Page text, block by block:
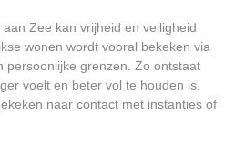
Zee kan vrijheid en veiligheid
wonen wordt vooral bekeken via
persoonlijke grenzen. Zo ontstaat
voelt en beter vol te houden is.
naar contact met instanties of